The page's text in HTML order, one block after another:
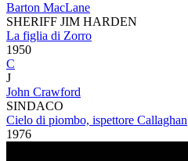
Barton MacLane
SHERIFF JIM HARDEN
La figlia di Zorro
1950
C
J
John Crawford
SINDACO
Cielo di piombo, ispettore Callaghan
1976